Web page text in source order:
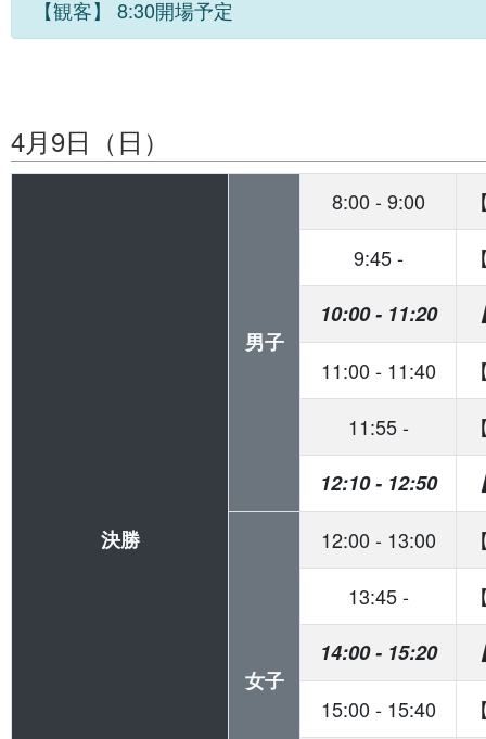
【観客】 8:30開場予定
4月9日（日）
決勝
男子
8:00 - 9:00
9:45 -
10:00 - 11:20
11:00 - 11:40
11:55 -
12:10 - 12:50
女子
12:00 - 13:00
13:45 -
14:00 - 15:20
15:00 - 15:40